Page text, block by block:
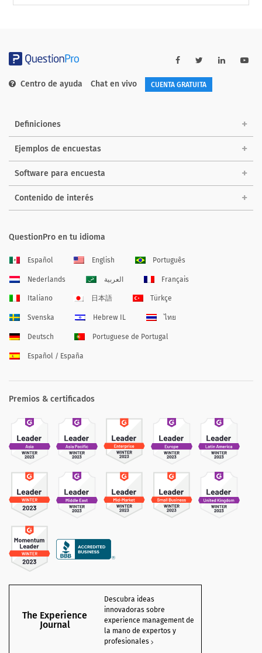
Centro de ayuda Chat en vivo CUENTA GRATUITA
Definiciones
Ejemplos de encuestas
Software para encuesta
Contenido de interés
QuestionPro en tu idioma
Español English Português
Nederlands العربية Français
Italiano 日本語 Türkçe
Svenska Hebrew IL ไทย
Deutsch Portuguese de Portugal
Español / España
Premios & certificados
The Experience
Journal
Descubra ideas
innovadoras sobre
experience management de
la mano de expertos y
profesionales